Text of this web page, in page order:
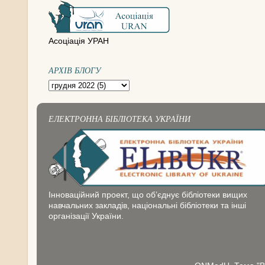
Асоціація УРАН
АРХІВ БЛОГУ
ЕЛЕКТРОННА БІБЛІОТЕКА УКРАЇНИ
Інноваційний проект, що об’єднує бібліотеки вищих
навчальних закладів, національні бібліотеки та інші
організації України.